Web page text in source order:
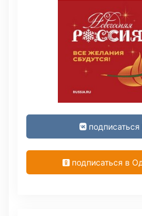
подписаться
подписаться в